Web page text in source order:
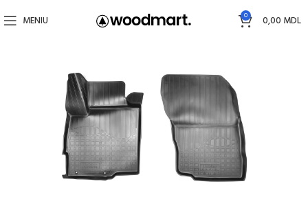
MENIU 0 0,00 MDL